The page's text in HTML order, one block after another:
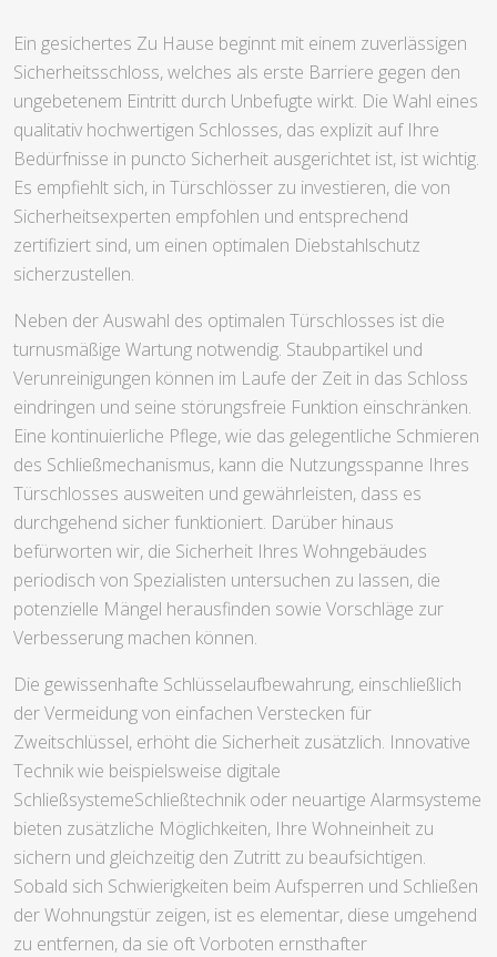
Ein gesichertes Zu Hause beginnt mit einem zuverlässigen
Sicherheitsschloss, welches als erste Barriere gegen den
ungebetenem Eintritt durch Unbefugte wirkt. Die Wahl eines
qualitativ hochwertigen Schlosses, das explizit auf Ihre
Bedürfnisse in puncto Sicherheit ausgerichtet ist, ist wichtig.
Es empfiehlt sich, in Türschlösser zu investieren, die von
Sicherheitsexperten empfohlen und entsprechend
zertifiziert sind, um einen optimalen Diebstahlschutz
sicherzustellen.
Neben der Auswahl des optimalen Türschlosses ist die
turnusmäßige Wartung notwendig. Staubpartikel und
Verunreinigungen können im Laufe der Zeit in das Schloss
eindringen und seine störungsfreie Funktion einschränken.
Eine kontinuierliche Pflege, wie das gelegentliche Schmieren
des Schließmechanismus, kann die Nutzungsspanne Ihres
Türschlosses ausweiten und gewährleisten, dass es
durchgehend sicher funktioniert. Darüber hinaus
befürworten wir, die Sicherheit Ihres Wohngebäudes
periodisch von Spezialisten untersuchen zu lassen, die
potenzielle Mängel herausfinden sowie Vorschläge zur
Verbesserung machen können.
Die gewissenhafte Schlüsselaufbewahrung, einschließlich
der Vermeidung von einfachen Verstecken für
Zweitschlüssel, erhöht die Sicherheit zusätzlich. Innovative
Technik wie beispielsweise digitale
SchließsystemeSchließtechnik oder neuartige Alarmsysteme
bieten zusätzliche Möglichkeiten, Ihre Wohneinheit zu
sichern und gleichzeitig den Zutritt zu beaufsichtigen.
Sobald sich Schwierigkeiten beim Aufsperren und Schließen
der Wohnungstür zeigen, ist es elementar, diese umgehend
zu entfernen, da sie oft Vorboten ernsthafter